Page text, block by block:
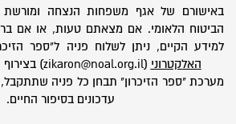
באישורם של אגף משפחות הנצחה ומורשת
הביטוח הלאומי. אם מצאתם טעות, או אם
למידע הקיים, ניתן לשלוח פניה ל"ספר
האלקטרוני (zikaron@noal.org.il) בצירוף פרטיכם המלאים.
מערכת "ספר הזיכרון" תבחן כל פניה שתתקבל,
עדכונים בסיפור החיים.